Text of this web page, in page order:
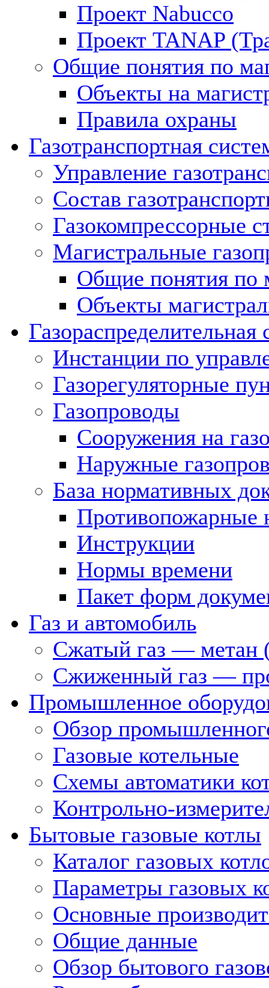
Проект Nabucco
Проект TANAP
Общие понятия по
Объекты на
Правила охраны
Газотранспортная
Управление
Состав
Газокомпрессорные
Магистральные
Общие понятия по
Объекты
Газораспределительная
Инстанции по
Газорегуляторные
Газопроводы
Сооружения на
Наружные
База нормативных
Противопожарные
Инструкции
Нормы времени
Пакет форм
Газ и автомобиль
Сжатый газ — метан
Сжиженный газ —
Промышленное
Обзор
Газовые котельные
Схемы автоматики
Контрольно-
Бытовые газовые котлы
Каталог газовых
Параметры газовых
Основные
Общие данные
Обзор бытового